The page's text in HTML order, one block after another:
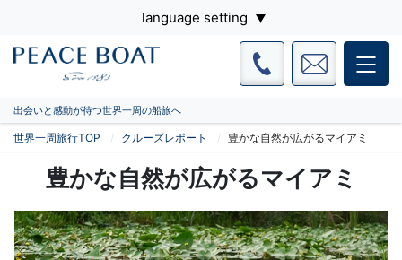
language setting
出会いと感動が待つ世界一周の船旅へ
世界一周旅行TOP クルーズレポート 豊かな自然が広がるマイアミ
豊かな自然が広がるマイアミ